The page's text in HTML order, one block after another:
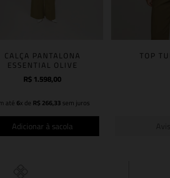
CALÇA PANTALONA
ESSENTIAL OLIVE
R$1.598,00
até 6x de R$266,33 sem juros
Adicionar à sacola
TOP